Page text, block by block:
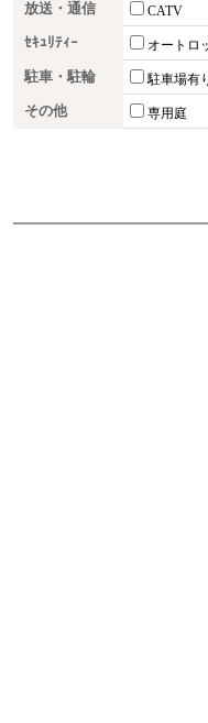
放送・通信 CATV
ｾｷｭﾘﾃｨｰ オートロ
駐車・駐輪 駐車場有
その他 専用庭